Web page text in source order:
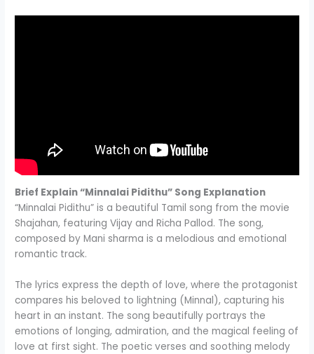
Brief Explain “Minnalai Pidithu” Song Explanation
“Minnalai Pidithu” is a beautiful Tamil song from the movie
Shajahan, featuring Vijay and Richa Pallod. The song,
composed by Mani sharma is a melodious and emotional
romantic track.
The lyrics express the depth of love, where the protagonist
compares his beloved to lightning (Minnal), capturing his
heart in an instant. The song beautifully portrays the
emotions of longing, admiration, and the magical feeling of
love at first sight. The poetic verses and soothing melody